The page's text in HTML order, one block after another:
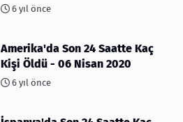
6 yıl önce
Amerika'da Son 24 Saatte Kaç
Kişi Öldü - 06 Nisan 2020
6 yıl önce